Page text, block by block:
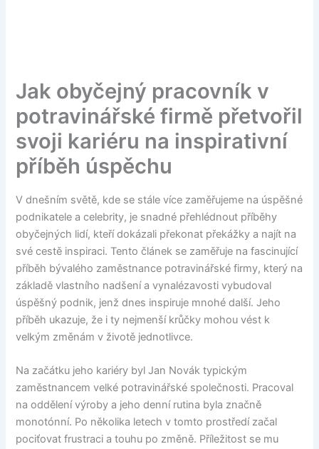
Jak obyčejný pracovník v
potravinářské firmě přetvořil
svoji kariéru na inspirativní
příběh úspěchu
V dnešním světě, kde se stále více zaměřujeme na úspěšné
podnikatele a celebrity, je snadné přehlédnout příběhy
obyčejných lidí, kteří dokázali překonat překážky a najít na
své cestě inspiraci. Tento článek se zaměřuje na fascinující
příběh bývalého zaměstnance potravinářské firmy, který na
základě vlastního nadšení a vynalézavosti vybudoval
úspěšný podnik, jenž dnes inspiruje mnohé další. Jeho
příběh ukazuje, že i ty nejmenší krůčky mohou vést k
velkým změnám v životě jednotlivce.
Na začátku jeho kariéry byl Jan Novák typickým
zaměstnancem velké potravinářské společnosti. Pracoval
na oddělení výroby a jeho denní rutina byla značně
monotónní. Po několika letech v tomto prostředí začal
pociťovat frustraci a touhu po změně. Příležitost se mu